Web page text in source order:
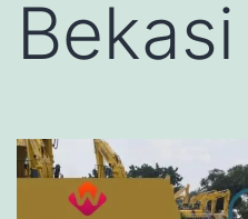
Bekasi